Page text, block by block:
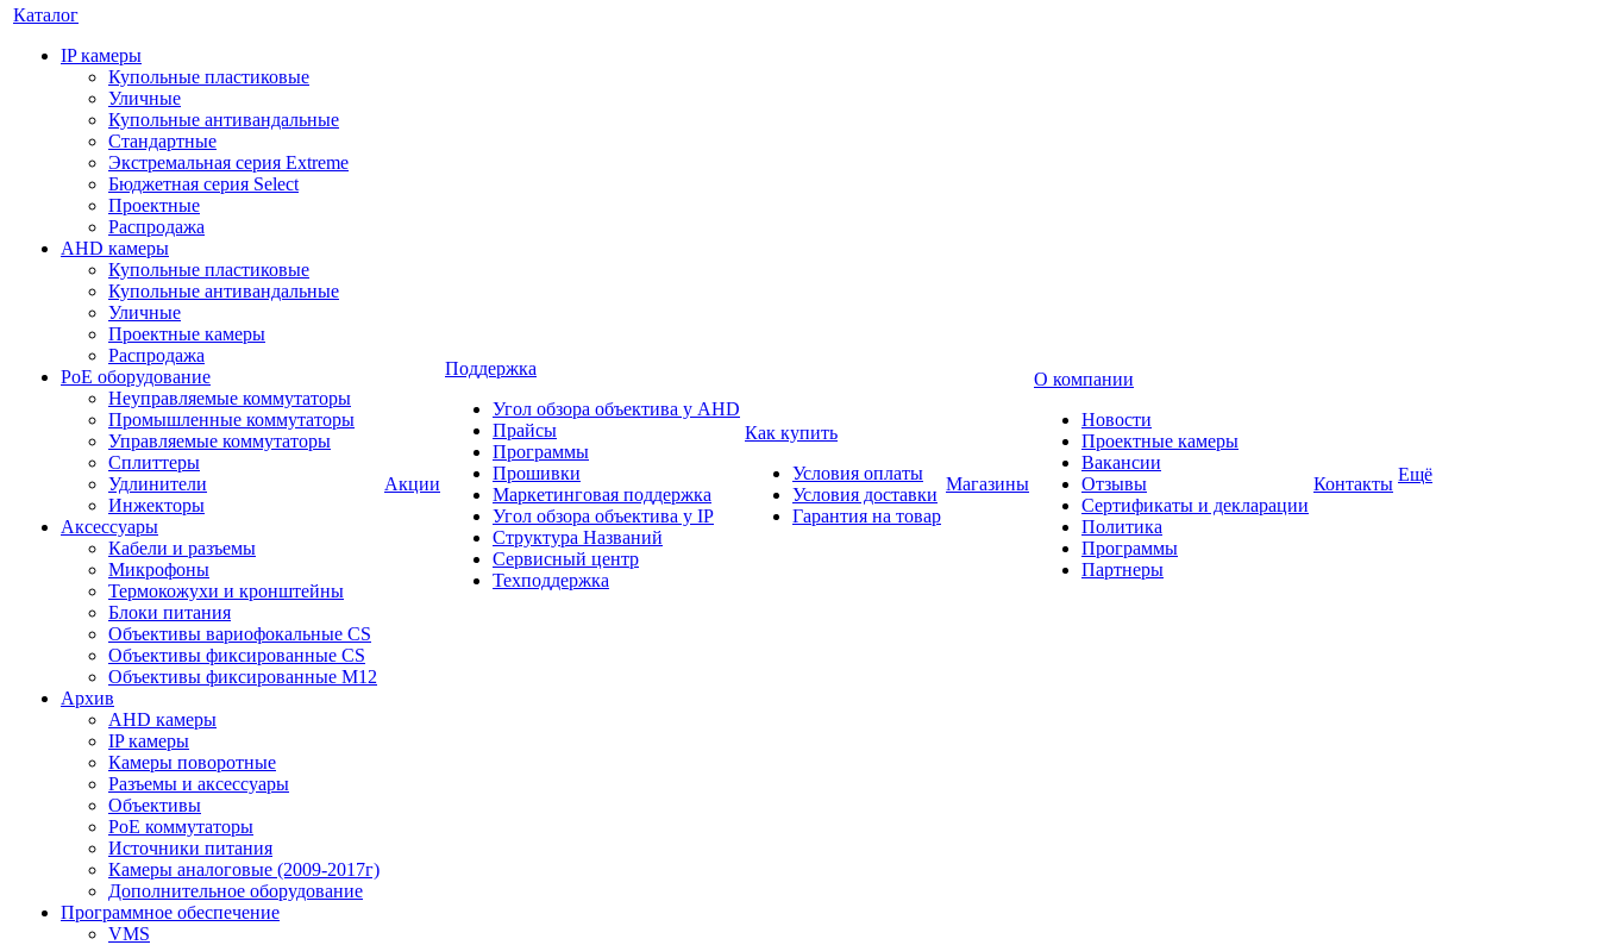
Каталог
IP камеры
Купольные пластиковые
Уличные
Купольные антивандальные
Стандартные
Экстремальная серия Extreme
Бюджетная серия Select
Проектные
Распродажа
AHD камеры
Купольные пластиковые
Купольные антивандальные
Уличные
Проектные камеры
Распродажа
PoE оборудование
Неуправляемые коммутаторы
Промышленные коммутаторы
Управляемые коммутаторы
Сплиттеры
Удлинители
Инжекторы
Аксессуары
Кабели и разъемы
Микрофоны
Термокожухи и кронштейны
Блоки питания
Объективы вариофокальные CS
Объективы фиксированные CS
Объективы фиксированные М12
Архив
AHD камеры
IP камеры
Камеры поворотные
Разъемы и аксессуары
Объективы
PoE коммутаторы
Источники питания
Камеры аналоговые (2009-2017г)
Дополнительное оборудование
Программное обеспечение
VMS
Акции
Поддержка
Угол обзора объектива у AHD
Прайсы
Программы
Прошивки
Маркетинговая поддержка
Угол обзора объектива у IP
Структура Названий
Сервисный центр
Техподдержка
Как купить
Условия оплаты
Условия доставки
Гарантия на товар
Магазины
О компании
Новости
Проектные камеры
Вакансии
Отзывы
Сертификаты и декларации
Политика
Программы
Партнеры
Контакты Ещё